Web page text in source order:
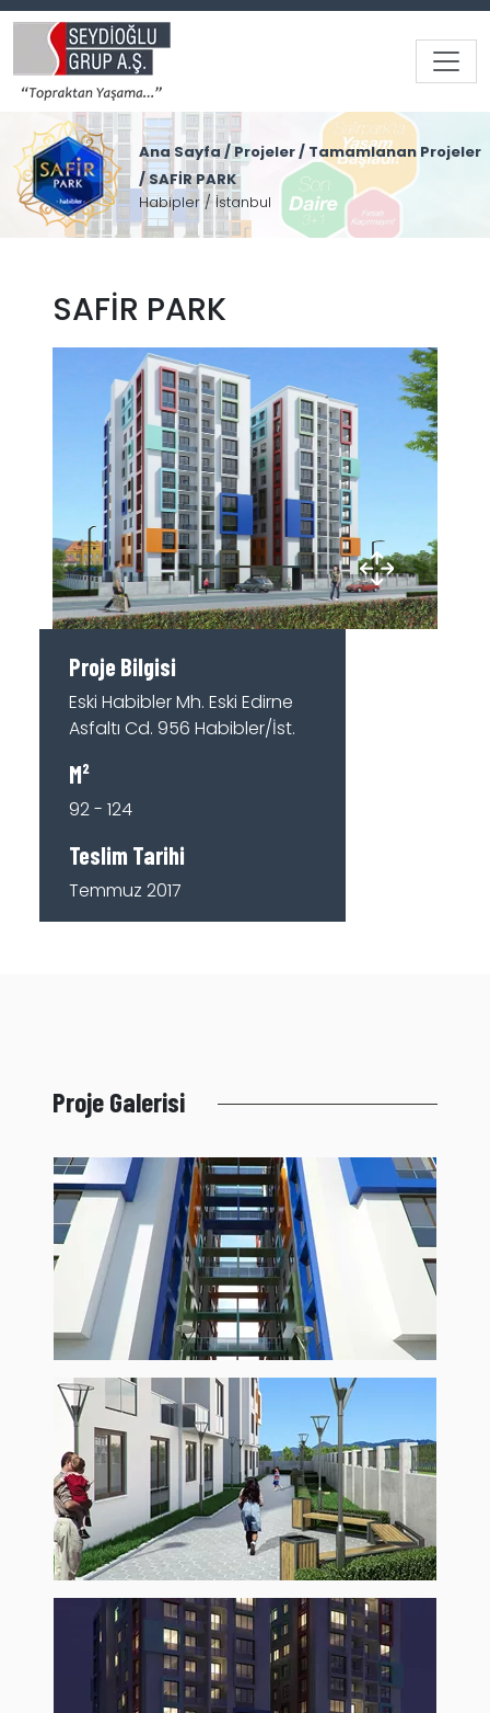
Ana Sayfa/Projeler/ Tamamlanan Projeler
/SAFİR PARK
Habipler / İstanbul
SAFİR PARK
Proje Bilgisi
Eski Habibler Mh. Eski Edirne
Asfaltı Cd. 956 Habibler/İst.
M²
92 - 124
Teslim Tarihi
Temmuz 2017
Proje Galerisi